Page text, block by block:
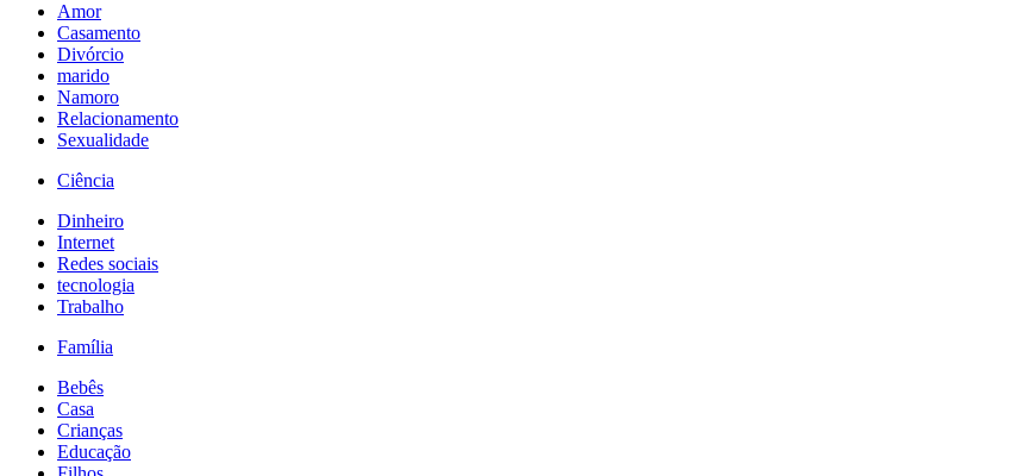
Amor
Casamento
Divórcio
marido
Namoro
Relacionamento
Sexualidade
Ciência
Dinheiro
Internet
Redes sociais
tecnologia
Trabalho
Família
Bebês
Casa
Crianças
Educação